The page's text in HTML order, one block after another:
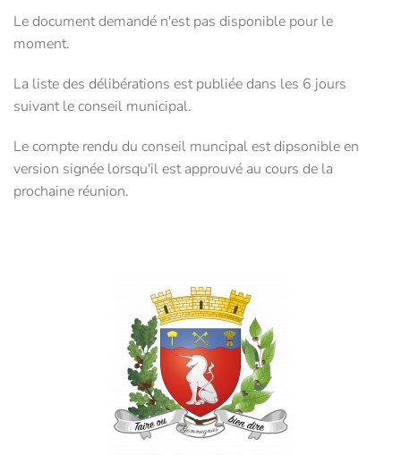
Le document demandé n'est pas disponible pour le
moment.
La liste des délibérations est publiée dans les 6 jours
suivant le conseil municipal.
Le compte rendu du conseil muncipal est dipsonible en
version signée lorsqu'il est approuvé au cours de la
prochaine réunion.